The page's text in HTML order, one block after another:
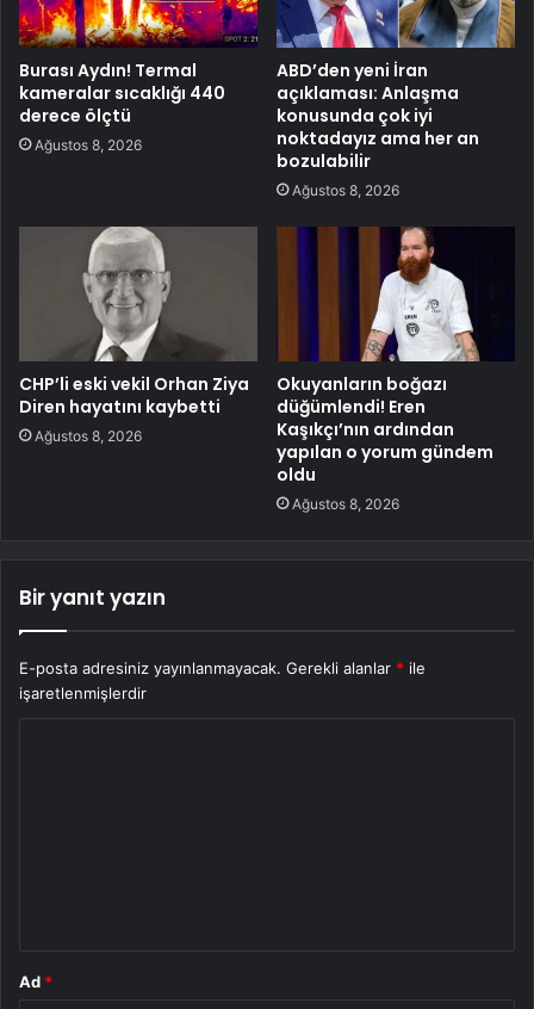
Burası Aydın! Termal
kameralar sıcaklığı 440
derece ölçtü
Ağustos 8, 2026
ABD’den yeni İran
açıklaması: Anlaşma
konusunda çok iyi
noktadayız ama her an
bozulabilir
Ağustos 8, 2026
CHP’li eski vekil Orhan Ziya
Diren hayatını kaybetti
Ağustos 8, 2026
Okuyanların boğazı
düğümlendi! Eren
Kaşıkçı’nın ardından
yapılan o yorum gündem
oldu
Ağustos 8, 2026
Bir yanıt yazın
E-posta adresiniz yayınlanmayacak. Gerekli alanlar * ile
işaretlenmişlerdir
Ad *